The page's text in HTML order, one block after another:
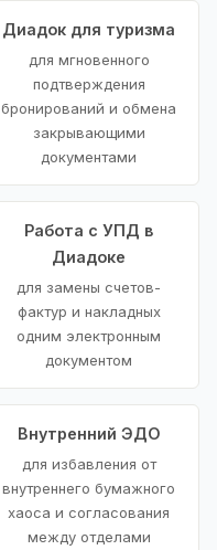
Диадок для туризма
для мгновенного
подтверждения
бронирований и обмена
закрывающими
документами
Работа с УПД в
Диадоке
для замены счетов-
фактур и накладных
одним электронным
документом
Внутренний ЭДО
для избавления от
внутреннего бумажного
хаоса и согласования
между отделами